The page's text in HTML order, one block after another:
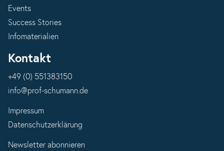
Events
Success Stories
Infomaterialien
Kontakt
+49 (0) 551383150
info@prof-schumann.de
Impressum
Datenschutzerklärung
Newsletter abonnieren